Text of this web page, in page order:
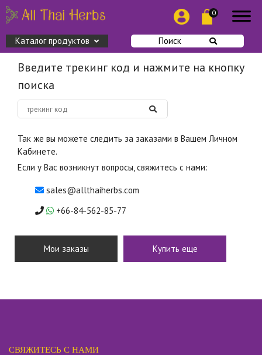
0
Каталог продуктов Поиск
Введите трекинг код и нажмите на кнопку
поиска
Так же вы можете следить за заказами в Вашем Личном
Кабинете.
Если у Вас возникнут вопросы, свяжитесь с нами:
sales@allthaiherbs.com
+66-84-562-85-77
Мои заказы Купить еще
СВЯЖИТЕСЬ С НАМИ